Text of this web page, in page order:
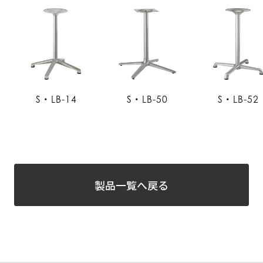
S・LB-14 S・LB-50 S・LB-52
製品一覧へ戻る